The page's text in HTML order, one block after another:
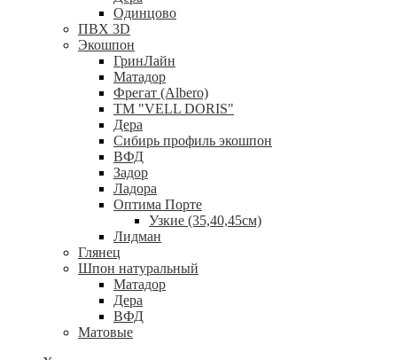
Одинцово
ПВХ 3D
Экошпон
ГринЛайн
Матадор
Фрегат (Albero)
ТМ "VELL DORIS"
Дера
Сибирь профиль экошпон
ВФД
Задор
Ладора
Оптима Порте
Узкие (35,40,45см)
Лидман
Глянец
Шпон натуральный
Матадор
Дера
ВФД
Матовые